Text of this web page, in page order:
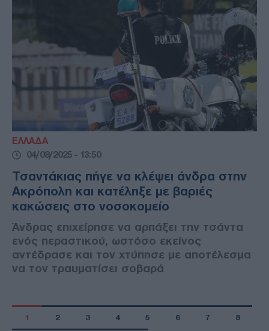
ΕΛΛΑΔΑ
04/08/2025 - 13:50
Τσαντάκιας πήγε να κλέψει άνδρα στην
Ακρόπολη και κατέληξε με βαριές
κακώσεις στο νοσοκομείο
Άνδρας επιχείρησε να αρπάξει την τσάντα
ενός περαστικού, ωστόσο εκείνος
αντέδρασε και τον χτύπησε με αποτέλεσμα
να τον τραυματίσει σοβαρά
1 2 3 4 5 6 7 8